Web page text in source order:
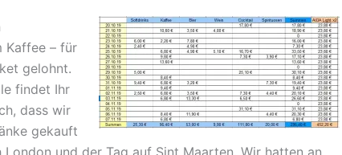
Kaffee – für
gelohnt.
findet Ihr
dass wir
gekauft
und der Tag auf Sint Maarten. Wir hatten an